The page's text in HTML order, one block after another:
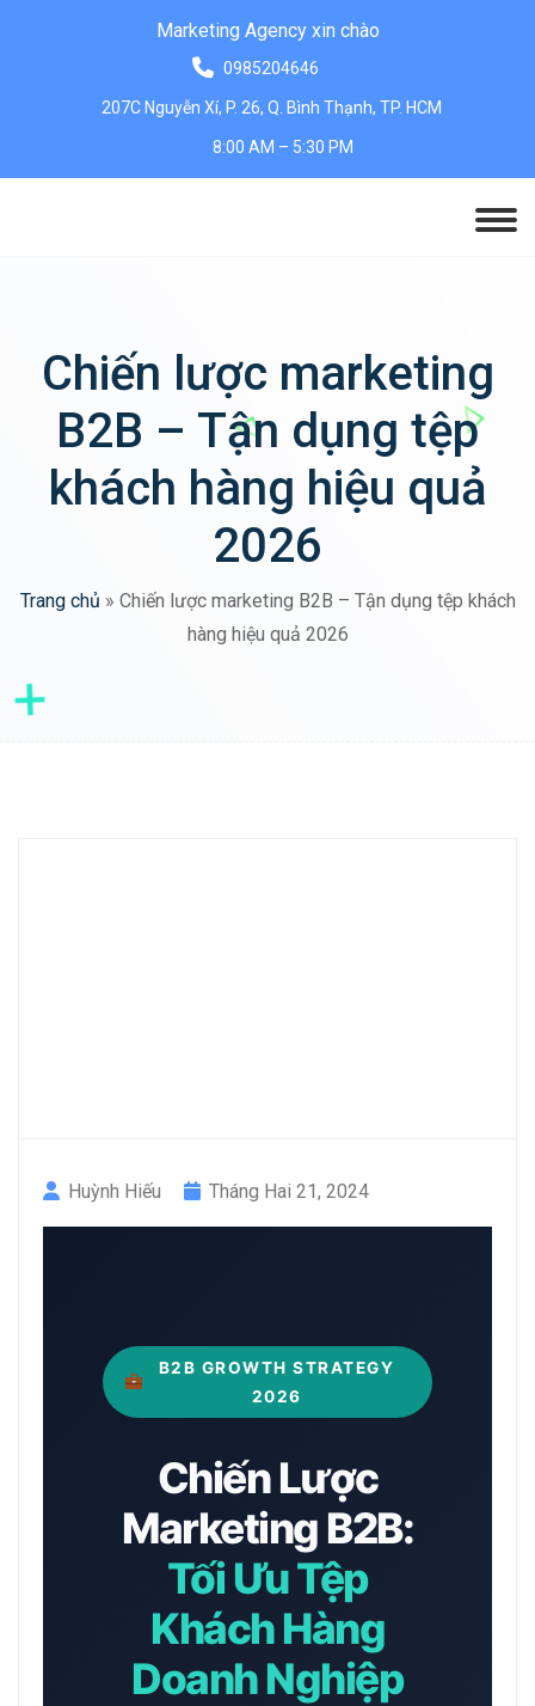
Marketing Agency xin chào
0985204646
207C Nguyễn Xí, P. 26, Q. Bình Thạnh, TP. HCM
8:00 AM – 5:30 PM
Chiến lược marketing
B2B – Tận dụng tệp
khách hàng hiệu quả
2026
Trang chủ » Chiến lược marketing B2B – Tận dụng tệp khách
hàng hiệu quả 2026
Huỳnh Hiếu Tháng Hai 21, 2024
B2B GROWTH STRATEGY
2026
Chiến Lược
Marketing B2B:
Tối Ưu Tệp
Khách Hàng
Doanh Nghiệp